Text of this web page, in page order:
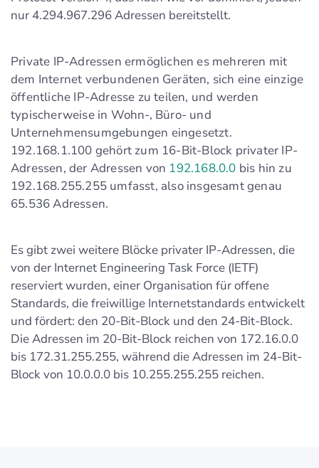
nur 4.294.967.296 Adressen bereitstellt.
Private IP-Adressen ermöglichen es mehreren mit
dem Internet verbundenen Geräten, sich eine einzige
öffentliche IP-Adresse zu teilen, und werden
typischerweise in Wohn-, Büro- und
Unternehmensumgebungen eingesetzt.
192.168.1.100 gehört zum 16-Bit-Block privater IP-
Adressen, der Adressen von 192.168.0.0 bis hin zu
192.168.255.255 umfasst, also insgesamt genau
65.536 Adressen.
Es gibt zwei weitere Blöcke privater IP-Adressen, die
von der Internet Engineering Task Force (IETF)
reserviert wurden, einer Organisation für offene
Standards, die freiwillige Internetstandards entwickelt
und fördert: den 20-Bit-Block und den 24-Bit-Block.
Die Adressen im 20-Bit-Block reichen von 172.16.0.0
bis 172.31.255.255, während die Adressen im 24-Bit-
Block von 10.0.0.0 bis 10.255.255.255 reichen.